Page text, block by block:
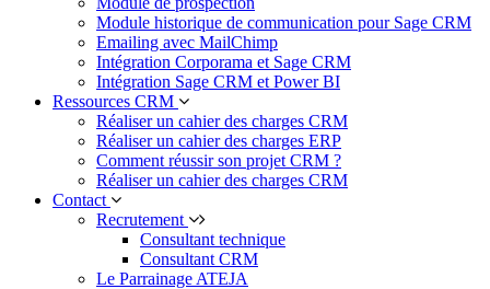
Module historique de communication pour Sage CRM
Emailing avec MailChimp
Intégration Corporama et Sage CRM
Intégration Sage CRM et Power BI
Ressources CRM
Réaliser un cahier des charges CRM
Réaliser un cahier des charges ERP
Comment réussir son projet CRM ?
Réaliser un cahier des charges CRM
Contact
Recrutement
Consultant technique
Consultant CRM
Le Parrainage ATEJA